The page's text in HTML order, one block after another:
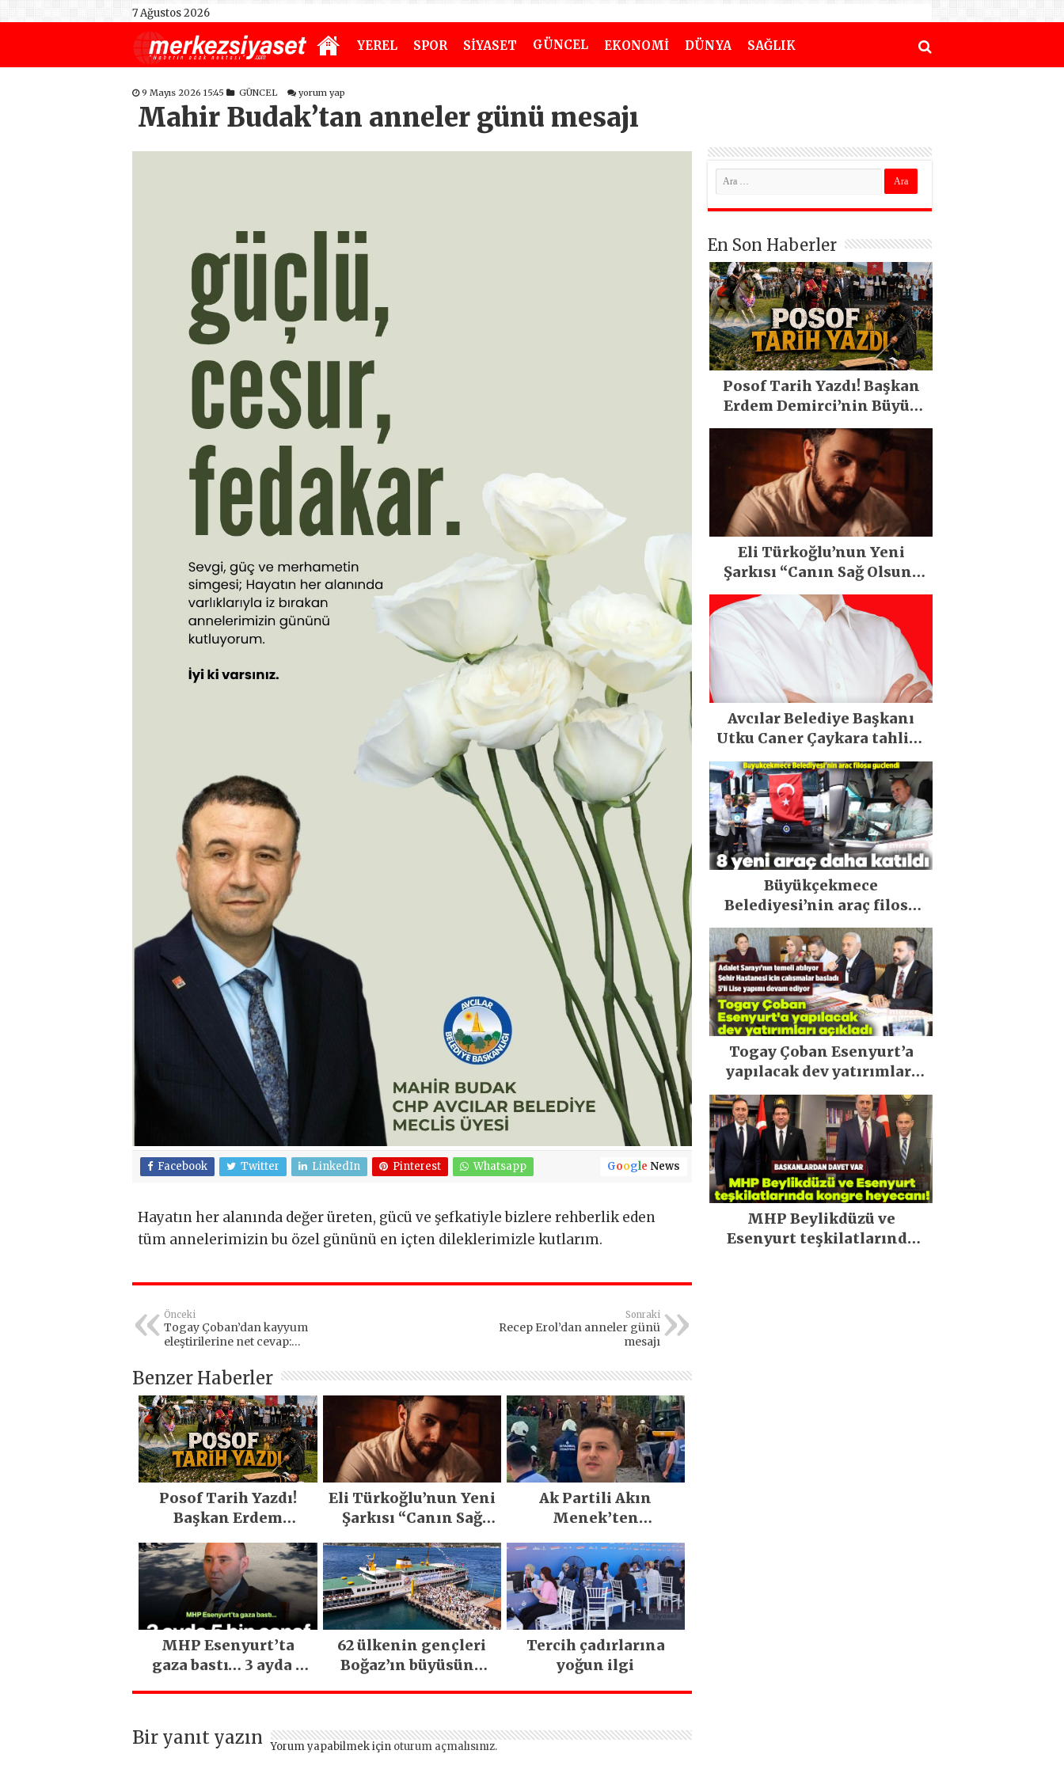
7 Ağustos 2026
YEREL SPOR SİYASET GÜNCEL EKONOMİ DÜNYA SAĞLIK
9 Mayıs 2026 15:45 GÜNCEL yorum yap
Mahir Budak’tan anneler günü mesajı
Facebook Twitter LinkedIn Pinterest Whatsapp Google News
Hayatın her alanında değer üreten, gücü ve şefkatiyle bizlere rehberlik eden
tüm annelerimizin bu özel gününü en içten dileklerimizle kutlarım.
Önceki
Togay Çoban’dan kayyum
eleştirilerine net cevap:
Sonraki
Recep Erol’dan anneler günü
mesajı
Benzer Haberler
Posof Tarih Yazdı!
Başkan Erdem
Emeğiyle Son Yılların
En Büyük Festivali
Gerçekleşti
Eli Türkoğlu’nun Yeni
Şarkısı “Canın Sağ
Gördü!..
Ak Partili Akın
Menek’ten
heyelan sonrası
kritik uyarı
MHP Esenyurt’ta
gaza bastı… 3 ayda 5
62 ülkenin gençleri
Boğaz’ın büyüsüne
Tercih çadırlarına
yoğun ilgi
Bir yanıt yazın Yorum yapabilmek için oturum açmalısınız.
En Son Haberler
Posof Tarih Yazdı! Başkan
Erdem Demirci’nin Büyük
Emeğiyle Son Yılların En
Büyük Festivali Gerçekleşti
Eli Türkoğlu’nun Yeni
Şarkısı “Canın Sağ Olsun”
Büyük İlgi Gördü!..
Avcılar Belediye Başkanı
Utku Caner Çaykara tahliye
edildi
Büyükçekmece
Belediyesi’nin araç filosu
güçlendi
Togay Çoban Esenyurt’a
yapılacak dev yatırımları
açıkladı
MHP Beylikdüzü ve
Esenyurt teşkilatlarında